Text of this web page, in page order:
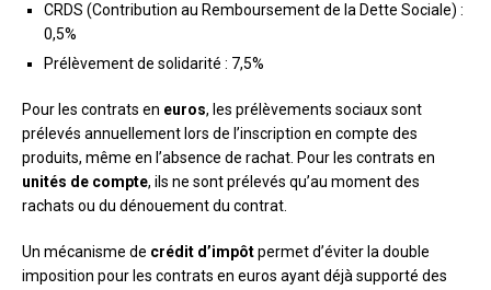
CRDS (Contribution au Remboursement de la Dette Sociale) :
0,5%
Prélèvement de solidarité : 7,5%
Pour les contrats en euros, les prélèvements sociaux sont
prélevés annuellement lors de l’inscription en compte des
produits, même en l’absence de rachat. Pour les contrats en
unités de compte, ils ne sont prélevés qu’au moment des
rachats ou du dénouement du contrat.
Un mécanisme de crédit d’impôtpermet d’éviter la double
imposition pour les contrats en euros ayant déjà supporté des